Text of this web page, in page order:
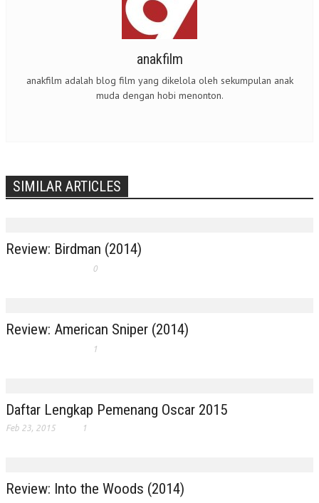
anakfilm
anakfilm adalah blog film yang dikelola oleh sekumpulan anak
muda dengan hobi menonton.
SIMILAR ARTICLES
Review: Birdman (2014)
0
Review: American Sniper (2014)
1
Daftar Lengkap Pemenang Oscar 2015
Feb 23, 2015 1
Review: Into the Woods (2014)